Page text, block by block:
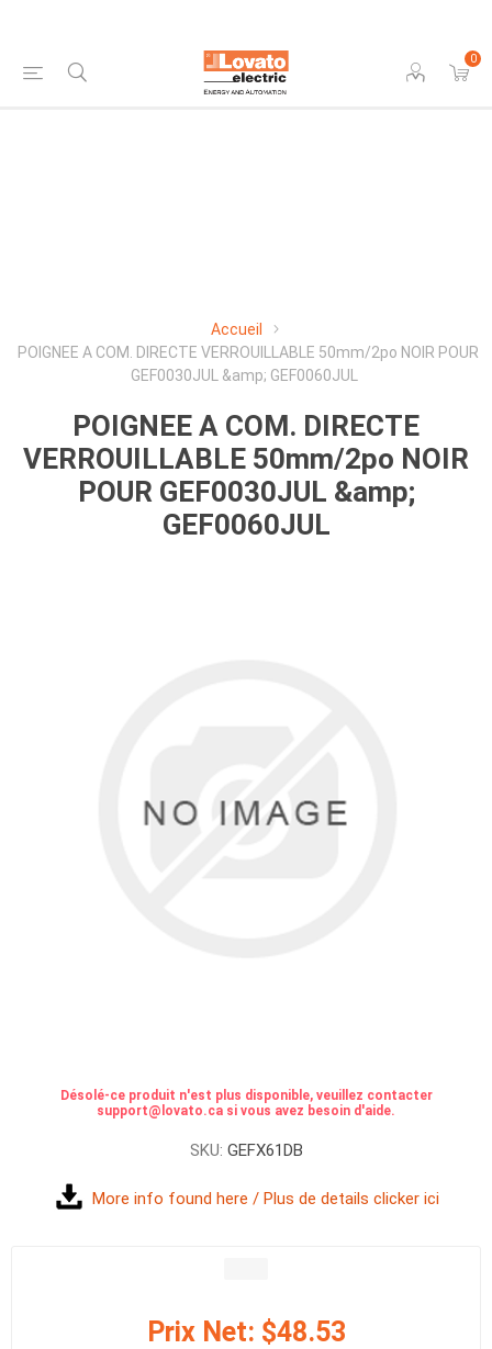
0
Accueil
POIGNEE A COM. DIRECTE VERROUILLABLE 50mm/2po NOIR POUR
GEF0030JUL &amp; GEF0060JUL
POIGNEE A COM. DIRECTE
VERROUILLABLE 50mm/2po NOIR
POUR GEF0030JUL &amp;
GEF0060JUL
Désolé-ce produit n'est plus disponible, veuillez contacter
support@lovato.ca si vous avez besoin d'aide.
SKU: GEFX61DB
More info found here / Plus de details clicker ici
Prix Net: $48.53